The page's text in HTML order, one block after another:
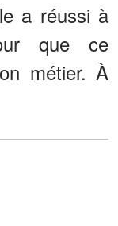
a réussi à
que ce
métier. À